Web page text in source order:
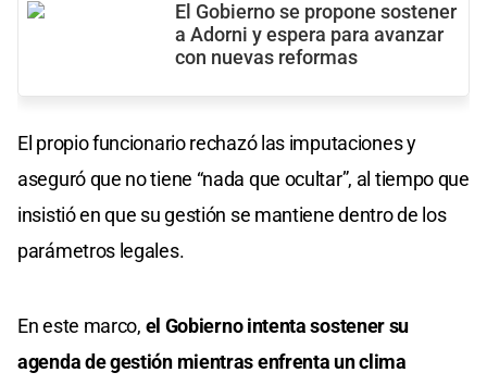
El Gobierno se propone sostener
a Adorni y espera para avanzar
con nuevas reformas
El propio funcionario rechazó las imputaciones y
aseguró que no tiene “nada que ocultar”, al tiempo que
insistió en que su gestión se mantiene dentro de los
parámetros legales.
En este marco, el Gobierno intenta sostener su
agenda de gestión mientras enfrenta un clima